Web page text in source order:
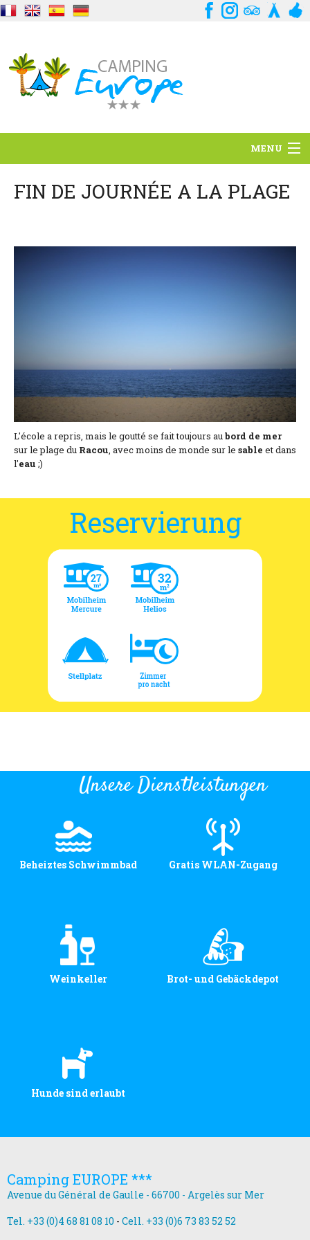
MENU
Standort
Dienstleistungen
Dokumentation
Nachrichten
Mobilheim und Preise
Campingplatz und Preise
Zimmer pro Nacht und Preise
FIN DE JOURNÉE A LA PLAGE
L'école a repris, mais le goutté se fait toujours aubord de mer
sur le plage du Racou, avec moins de monde sur le sable et dans
l'eau ;)
Reservierung
Unsere Dienstleistungen
Beheiztes Schwimmbad Gratis WLAN-Zugang
Weinkeller Brot- und Gebäckdepot
Hunde sind erlaubt
Camping EUROPE ***
Avenue du Général de Gaulle - 66700 - Argelès sur Mer
Tel. +33 (0)4 68 81 08 10 - Cell. +33 (0)6 73 83 52 52